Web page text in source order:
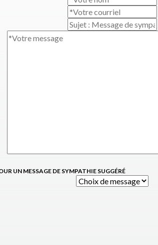
UN MESSAGE DE SYMPATHIE SUGGÉRÉ